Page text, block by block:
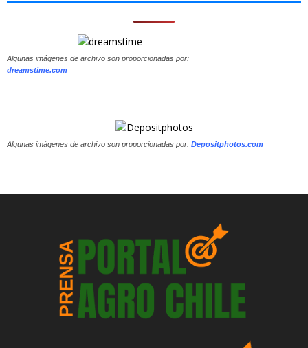
Algunas imágenes de archivo son proporcionadas por:
dreamstime.com
Algunas imágenes de archivo son proporcionadas por: Depositphotos.com